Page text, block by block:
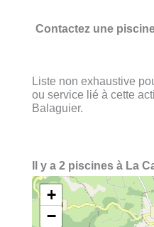
Contactez une
Liste non exhaustive
ou service lié à cette
Balaguier.
Il y a 2 piscines à La
+
−